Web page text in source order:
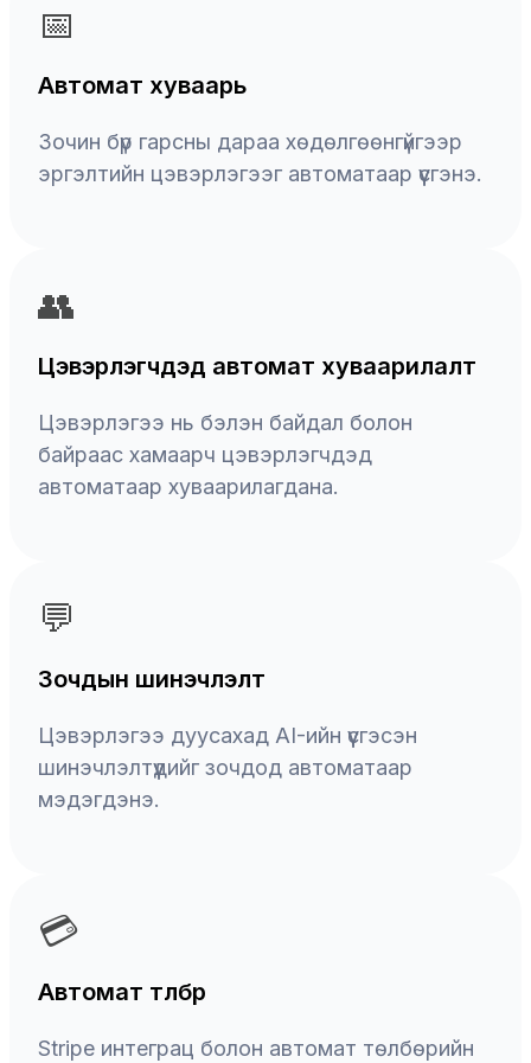
📅
Автомат хуваарь
Зочин бүр гарсны дараа хөдөлгөөнгүйгээр
эргэлтийн цэвэрлэгээг автоматаар үүсгэнэ.
👥
Цэвэрлэгчдэд автомат хуваарилалт
Цэвэрлэгээ нь бэлэн байдал болон
байраас хамаарч цэвэрлэгчдэд
автоматаар хуваарилагдана.
💬
Зочдын шинэчлэлт
Цэвэрлэгээ дуусахад AI-ийн үүсгэсэн
шинэчлэлтүүдийг зочдод автоматаар
мэдэгдэнэ.
💳
Автомат төлбөр
Stripe интеграц болон автомат төлбөрийн